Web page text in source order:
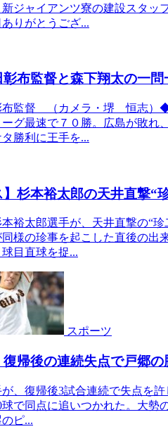
ジャイアンツ寮の建設スタッ
りがとうござ...
彰布監督と森下翔太の一
布監督 （カメラ・堺 恒志）
グ最速で７０勝。広島が敗れ
勝利に王手を...
】杉本裕太郎の天井直撃
裕太郎選手が、天井直撃の“
様の珍事を起こした直後の出
目直球を捉...
スポーツ
復帰後の連続失点で戸郷
、復帰後3試合連続で失点を
で同点に追いつかれた。大勢
ピ...